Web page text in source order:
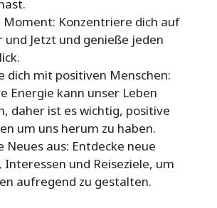
Moment: Konzentriere dich auf
und Jetzt und genieße jeden
dich mit positiven Menschen:
Energie kann unser Leben
daher ist es wichtig, positive
um uns herum zu haben.
Neues aus: Entdecke neue
Interessen und Reiseziele, um
aufregend zu gestalten.